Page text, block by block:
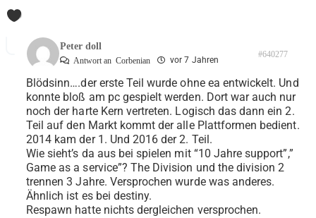
0
Peter doll
Antwort an Corbenian vor 7 Jahren
#640277
Blödsinn….der erste Teil wurde ohne ea entwickelt. Und
konnte bloß am pc gespielt werden. Dort war auch nur
noch der harte Kern vertreten. Logisch das dann ein 2.
Teil auf den Markt kommt der alle Plattformen bedient.
2014 kam der 1. Und 2016 der 2. Teil.
Wie sieht’s da aus bei spielen mit “10 Jahre support”,”
Game as a service”? The Division und the division 2
trennen 3 Jahre. Versprochen wurde was anderes.
Ähnlich ist es bei destiny.
Respawn hatte nichts dergleichen versprochen.